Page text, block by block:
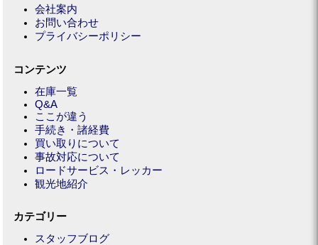
会社案内
お問い合わせ
プライバシーポリシー
コンテンツ
在庫一覧
Q&A
ここが違う
手続き・諸経費
買い取りについて
事故対応について
ロードサービス・レッカー
観光地紹介
カテゴリー
スタッフブログ